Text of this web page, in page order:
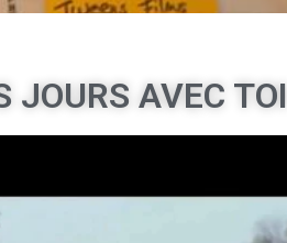
JOURS AVEC TOI